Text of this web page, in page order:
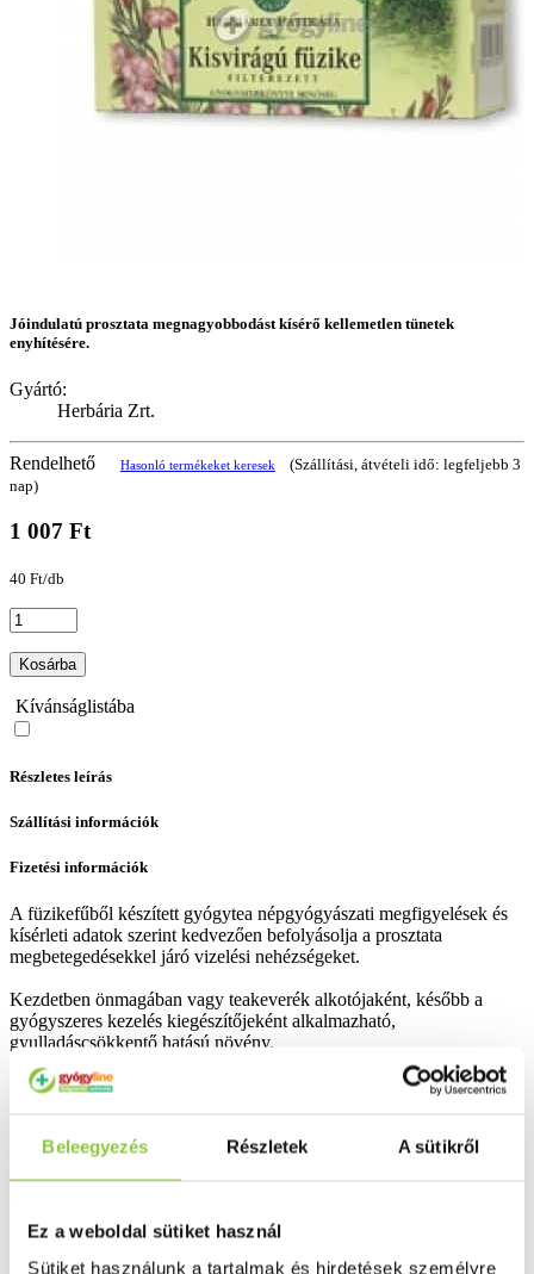
Beleegyezés Részletek A sütikről
Ez a weboldal sütiket használ
Sütiket használunk a tartalmak és hirdetések személyre
Jóindulatú prosztata megnagyobbodást kísérő kellemetlen tünetek
enyhítésére.
Gyártó:
Herbária Zrt.
Rendelhető Hasonló termékeket keresek
(Szállítási, átvételi idő: legfeljebb 3
nap)
1 007 Ft
40 Ft/db
Kosárba
Kívánságlistába
Részletes leírás
Szállítási információk
Fizetési információk
A füzikefűből készített gyógytea népgyógyászati megfigyelések és
kísérleti adatok szerint kedvezően befolyásolja a prosztata
megbetegedésekkel járó vizelési nehézségeket.
Kezdetben önmagában vagy teakeverék alkotójaként, később a
gyógyszeres kezelés kiegészítőjeként alkalmazható,
gyulladáscsökkentő hatású növény.
Bővebben ...
Minőségellenőrzött termékek
Folyamatos akciók